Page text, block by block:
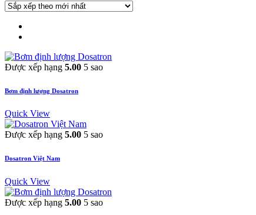
Được xếp hạng 5.00 5 sao
Bơm định lượng Dosatron
Quick View
Được xếp hạng 5.00 5 sao
Dosatron Việt Nam
Quick View
Được xếp hạng 5.00 5 sao